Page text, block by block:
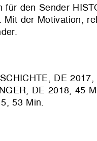
den Sender
der Motivation,
DE
DE 2018, 45
53 Min.